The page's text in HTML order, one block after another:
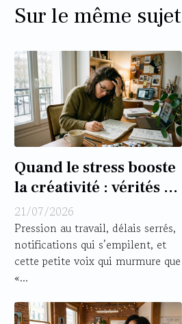
Sur le même sujet
Quand le stress booste
la créativité : vérités et
fausses excuses
21/07/2026
Pression au travail, délais serrés,
notifications qui s’empilent, et
cette petite voix qui murmure que
«...